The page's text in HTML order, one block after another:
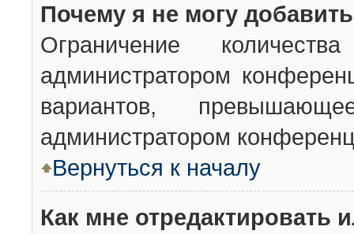
Почему я не могу
Ограничение
администратором
вариантов,
администратором
Вернуться к началу
Как мне отредактировать